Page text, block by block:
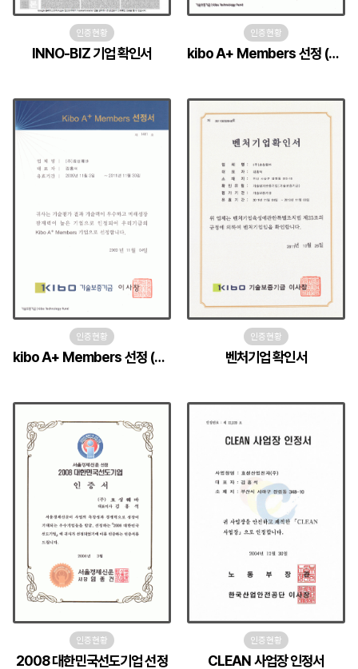
인증현황
INNO-BIZ 기업 확인서
인증현황
kibo A+ Members 선정 (영문)
인증현황
kibo A+ Members 선정 (국문)
인증현황
벤처기업 확인서
인증현황
2008 대한민국선도기업 선정
인증현황
CLEAN 사업장 인정서